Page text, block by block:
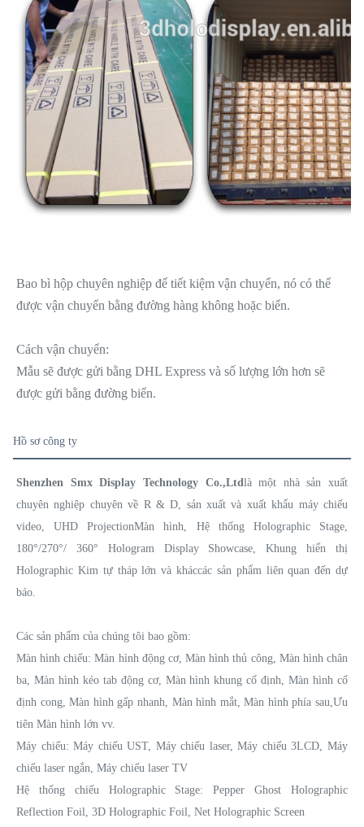
Bao bì hộp chuyên nghiệp để tiết kiệm vận chuyển, nó có thể
được vận chuyển bằng đường hàng không hoặc biển.
Cách vận chuyển:
Mẫu sẽ được gửi bằng DHL Express và số lượng lớn hơn sẽ
được gửi bằng đường biển.
Hồ sơ công ty
Shenzhen Smx Display Technology Co.,Ltdlà một nhà sản xuất
chuyên nghiệp chuyên về R & D, sản xuất và xuất khẩu máy chiếu
video, UHD ProjectionMàn hình, Hệ thống Holographic Stage,
180°/270°/ 360° Hologram Display Showcase, Khung hiển thị
Holographic Kim tự tháp lớn và kháccác sản phẩm liên quan đến dự
báo.
Các sản phẩm của chúng tôi bao gồm:
Màn hình chiếu: Màn hình động cơ, Màn hình thủ công, Màn hình chân
ba, Màn hình kéo tab động cơ, Màn hình khung cố định, Màn hình cố
định cong, Màn hình gấp nhanh, Màn hình mắt, Màn hình phía sau,Ưu
tiên Màn hình lớn vv.
Máy chiếu: Máy chiếu UST, Máy chiếu laser, Máy chiếu 3LCD, Máy
chiếu laser ngắn, Máy chiếu laser TV
Hệ thống chiếu Holographic Stage: Pepper Ghost Holographic
Reflection Foil, 3D Holographic Foil, Net Holographic Screen